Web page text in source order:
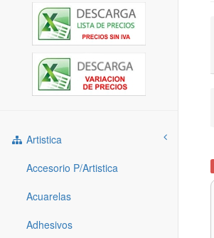
Artistica
Accesorio P/artistica
Acuarelas
Adhesivos